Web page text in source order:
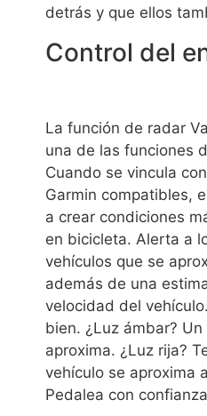
detrás y que ellos
Control del
La función de radar
una de las funciones
Cuando se vincula
Garmin compatibles,
a crear condiciones
en bicicleta. Alerta a
vehículos que se
además de una
velocidad del
bien. ¿Luz ámbar?
aproxima. ¿Luz rija?
vehículo se aproxima
Pedalea con